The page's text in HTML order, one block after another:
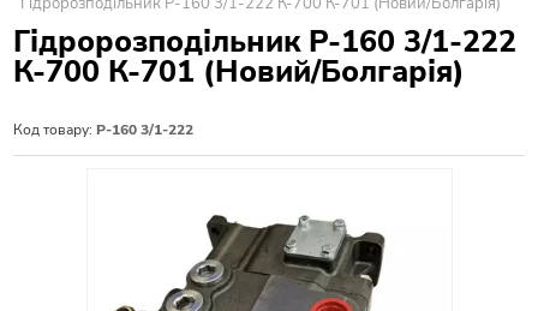
Гідророзподільник Р-160 3/1-222
К-700 К-701 (Новий/Болгарія)
Код товару: Р-160 3/1-222